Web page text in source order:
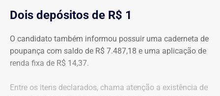
Dois depósitos de R$ 1
O candidato também informou possuir uma caderneta de
poupança com saldo de R$ 7.487,18 e uma aplicação de
renda fixa de R$ 14,37.
Entre os itens declarados, chama atenção a existência de